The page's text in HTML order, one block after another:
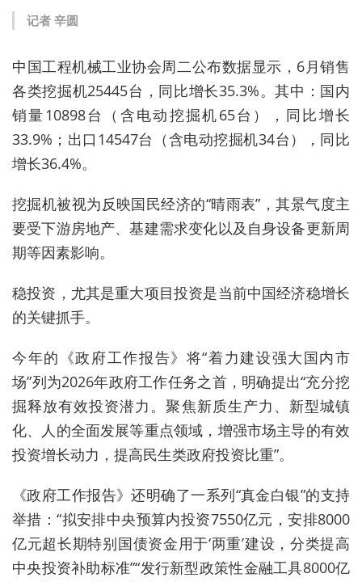
记者 辛圆
中国工程机械工业协会周二公布数据显示，6月销售
各类挖掘机25445台，同比增长35.3%。其中：国内
销量10898台（含电动挖掘机65台），同比增长
33.9%；出口14547台（含电动挖掘机34台），同比
增长36.4%。
挖掘机被视为反映国民经济的“晴雨表”，其景气度主
要受下游房地产、基建需求变化以及自身设备更新周
期等因素影响。
稳投资，尤其是重大项目投资是当前中国经济稳增长
的关键抓手。
今年的《政府工作报告》将“着力建设强大国内市
场”列为2026年政府工作任务之首，明确提出“充分挖
掘释放有效投资潜力。聚焦新质生产力、新型城镇
化、人的全面发展等重点领域，增强市场主导的有效
投资增长动力，提高民生类政府投资比重”。
《政府工作报告》还明确了一系列“真金白银”的支持
举措：“拟安排中央预算内投资7550亿元，安排8000
亿元超长期特别国债资金用于‘两重’建设，分类提高
中央投资补助标准”“发行新型政策性金融工具8000亿